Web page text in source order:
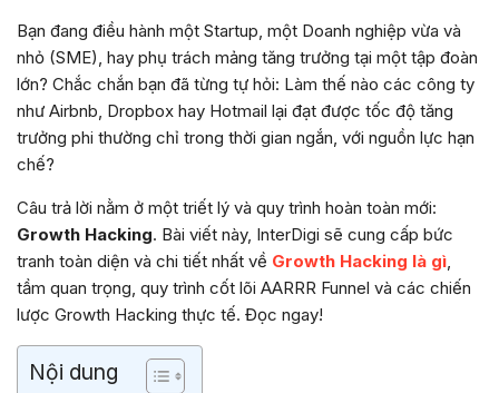
Bạn đang điều hành một Startup, một Doanh nghiệp vừa và
nhỏ (SME), hay phụ trách mảng tăng trưởng tại một tập đoàn
lớn? Chắc chắn bạn đã từng tự hỏi: Làm thế nào các công ty
như Airbnb, Dropbox hay Hotmail lại đạt được tốc độ tăng
trưởng phi thường chỉ trong thời gian ngắn, với nguồn lực hạn
chế?
Câu trả lời nằm ở một triết lý và quy trình hoàn toàn mới:
Growth Hacking. Bài viết này, InterDigi sẽ cung cấp bức
tranh toàn diện và chi tiết nhất về Growth Hacking là gì
tầm quan trọng, quy trình cốt lõi AARRR Funnel và các chiến
lược Growth Hacking thực tế. Đọc ngay!
Nội dung